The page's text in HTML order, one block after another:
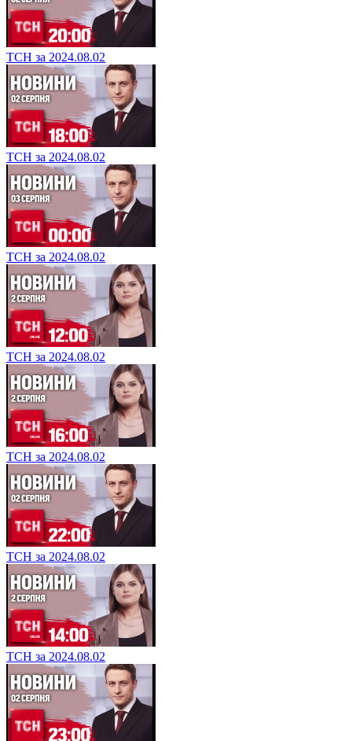
ТСН за 2024.08.02
ТСН за 2024.08.02
ТСН за 2024.08.02
ТСН за 2024.08.02
ТСН за 2024.08.02
ТСН за 2024.08.02
ТСН за 2024.08.02